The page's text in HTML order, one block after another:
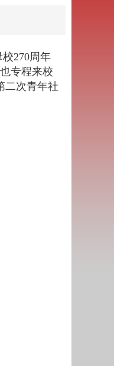
270周年
专程来校
二次青年社